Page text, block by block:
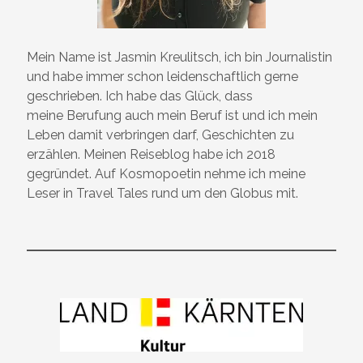
Mein Name ist Jasmin Kreulitsch, ich bin Journalistin
und habe immer schon leidenschaftlich gerne
geschrieben. Ich habe das Glück, dass
meine Berufung auch mein Beruf ist und ich mein
Leben damit verbringen darf, Geschichten zu
erzählen. Meinen Reiseblog habe ich 2018
gegründet. Auf Kosmopoetin nehme ich meine
Leser in Travel Tales rund um den Globus mit.